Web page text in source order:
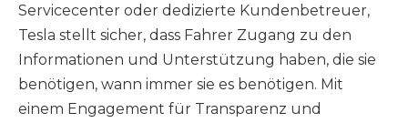
Servicecenter oder dedizierte Kundenbetreuer,
Tesla stellt sicher, dass Fahrer Zugang zu den
Informationen und Unterstützung haben, die sie
benötigen, wann immer sie es benötigen. Mit
einem Engagement für Transparenz und